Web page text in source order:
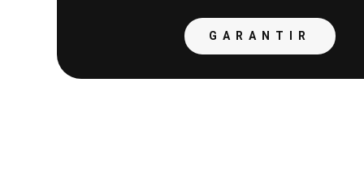
GARANTIR